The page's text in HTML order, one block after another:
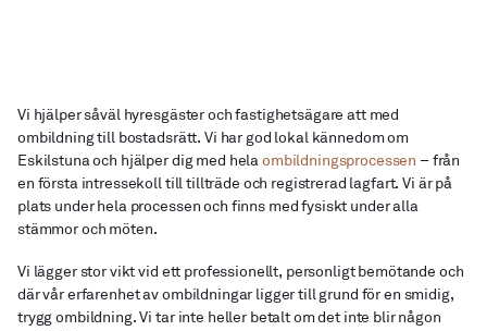
Vi hjälper såväl hyresgäster och fastighetsägare att med
ombildning till bostadsrätt. Vi har god lokal kännedom om
Eskilstuna och hjälper dig med helaombildningsprocessen – från
en första intressekoll till tillträde och registrerad lagfart. Vi är på
plats under hela processen och finns med fysiskt under alla
stämmor och möten.
Vi lägger stor vikt vid ett professionellt, personligt bemötande och
där vår erfarenhet av ombildningar ligger till grund för en smidig,
trygg ombildning. Vi tar inte heller betalt om det inte blir någon